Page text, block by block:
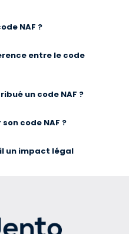
NAF ?
entre le code
un code NAF ?
code NAF ?
un impact légal